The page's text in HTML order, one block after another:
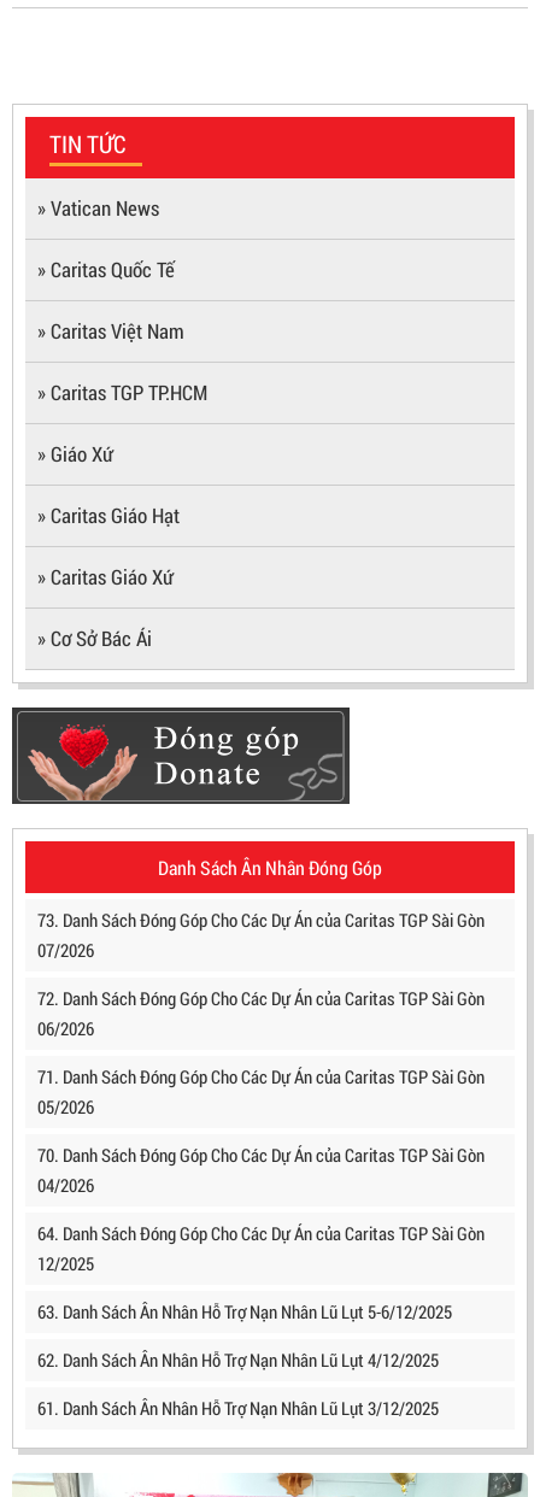
TIN TỨC
» Vatican News
» Caritas Quốc Tế
» Caritas Việt Nam
» Caritas TGP TP.HCM
» Giáo Xứ
» Caritas Giáo Hạt
» Caritas Giáo Xứ
» Cơ Sở Bác Ái
Danh Sách Ân Nhân Đóng Góp
73. Danh Sách Đóng Góp Cho Các Dự Án của Caritas TGP Sài Gòn
07/2026
72. Danh Sách Đóng Góp Cho Các Dự Án của Caritas TGP Sài Gòn
06/2026
71. Danh Sách Đóng Góp Cho Các Dự Án của Caritas TGP Sài Gòn
05/2026
70. Danh Sách Đóng Góp Cho Các Dự Án của Caritas TGP Sài Gòn
04/2026
64. Danh Sách Đóng Góp Cho Các Dự Án của Caritas TGP Sài Gòn
12/2025
63. Danh Sách Ân Nhân Hỗ Trợ Nạn Nhân Lũ Lụt 5-6/12/2025
62. Danh Sách Ân Nhân Hỗ Trợ Nạn Nhân Lũ Lụt 4/12/2025
61. Danh Sách Ân Nhân Hỗ Trợ Nạn Nhân Lũ Lụt 3/12/2025